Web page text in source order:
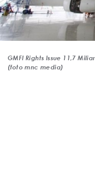
GMFI Rights Issue 11,7
(foto mnc media)